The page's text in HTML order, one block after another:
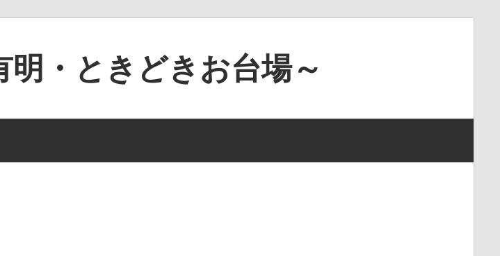
・ときどきお台場～